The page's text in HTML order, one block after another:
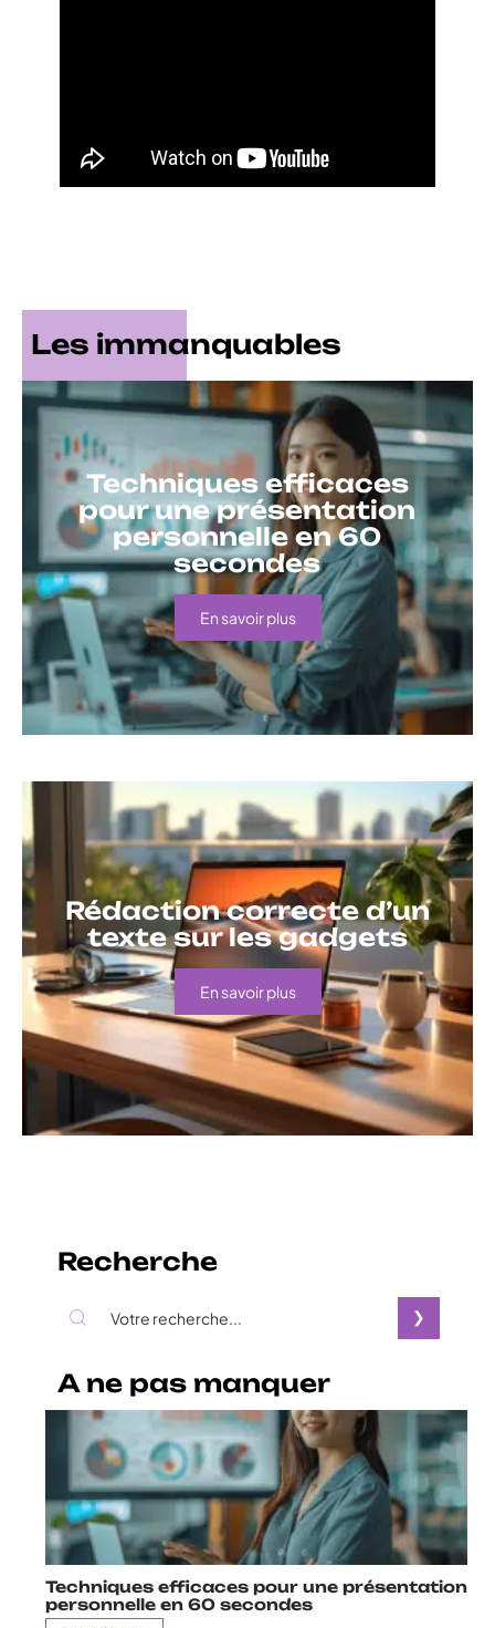
Les immanquables
Techniques efficaces
pour une présentation
personnelle en 60
secondes
En savoir plus
Rédaction correcte d’un
texte sur les gadgets
En savoir plus
Recherche
A ne pas manquer
Techniques efficaces pour une présentation
personnelle en 60 secondes